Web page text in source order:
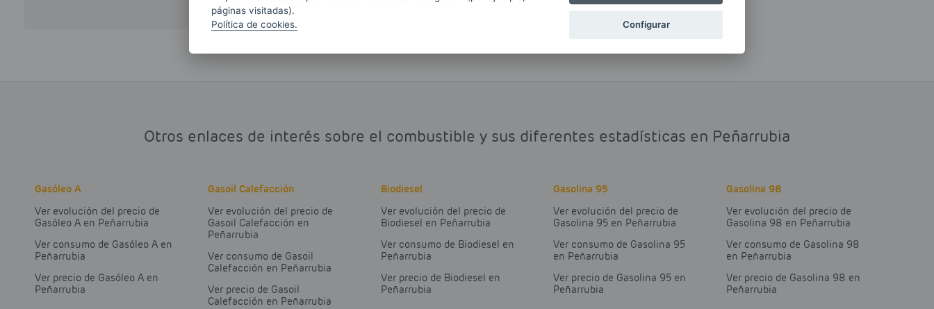
Otros enlaces de interés sobre el combustible y sus diferentes estadísticas en Peñarrubia
Gasóleo A
Ver evolución del precio de
Gasóleo A en Peñarrubia
Ver consumo de Gasóleo A en
Peñarrubia
Ver precio de Gasóleo A en
Peñarrubia
Gasoil Calefacción
Ver evolución del precio de
Gasoil Calefacción en
Peñarrubia
Ver consumo de Gasoil
Calefacción en Peñarrubia
Ver precio de Gasoil
Calefacción en Peñarrubia
Biodiesel
Ver evolución del precio de
Biodiesel en Peñarrubia
Ver consumo de Biodiesel en
Peñarrubia
Ver precio de Biodiesel en
Peñarrubia
Gasolina 95
Ver evolución del precio de
Gasolina 95 en Peñarrubia
Ver consumo de Gasolina 95
en Peñarrubia
Ver precio de Gasolina 95 en
Peñarrubia
Gasolina 98
Ver evolución del precio de
Gasolina 98 en Peñarrubia
Ver consumo de Gasolina 98
en Peñarrubia
Ver precio de Gasolina 98 en
Peñarrubia
páginas visitadas).
Política de cookies.
Configurar